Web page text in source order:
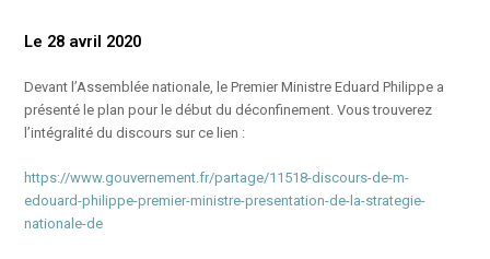
Le 28 avril 2020
Devant l’Assemblée nationale, le Premier Ministre Eduard Philippe a
présenté le plan pour le début du déconfinement. Vous trouverez
l’intégralité du discours sur ce lien :
https://www.gouvernement.fr/partage/11518-discours-de-m-
edouard-philippe-premier-ministre-presentation-de-la-strategie-
nationale-de